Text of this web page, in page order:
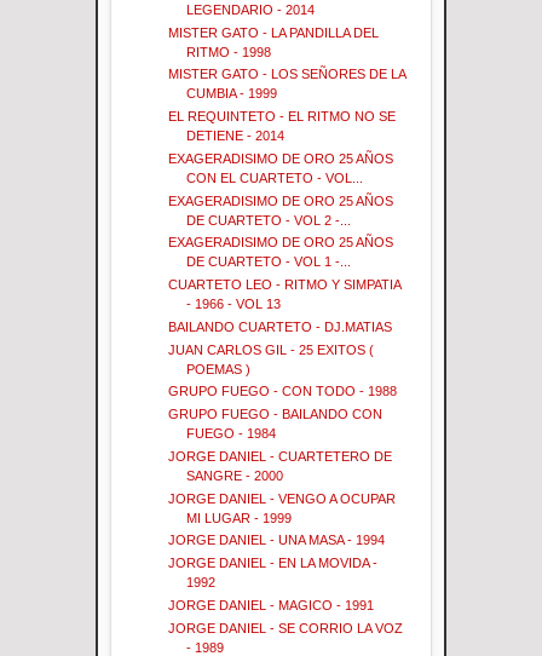
LEGENDARIO - 2014
MISTER GATO - LA PANDILLA DEL
RITMO - 1998
MISTER GATO - LOS SEÑORES DE LA
CUMBIA - 1999
EL REQUINTETO - EL RITMO NO SE
DETIENE - 2014
EXAGERADISIMO DE ORO 25 AÑOS
CON EL CUARTETO - VOL...
EXAGERADISIMO DE ORO 25 AÑOS
DE CUARTETO - VOL 2 -...
EXAGERADISIMO DE ORO 25 AÑOS
DE CUARTETO - VOL 1 -...
CUARTETO LEO - RITMO Y SIMPATIA
- 1966 - VOL 13
BAILANDO CUARTETO - DJ.MATIAS
JUAN CARLOS GIL - 25 EXITOS (
POEMAS )
GRUPO FUEGO - CON TODO - 1988
GRUPO FUEGO - BAILANDO CON
FUEGO - 1984
JORGE DANIEL - CUARTETERO DE
SANGRE - 2000
JORGE DANIEL - VENGO A OCUPAR
MI LUGAR - 1999
JORGE DANIEL - UNA MASA - 1994
JORGE DANIEL - EN LA MOVIDA -
1992
JORGE DANIEL - MAGICO - 1991
JORGE DANIEL - SE CORRIO LA VOZ
- 1989